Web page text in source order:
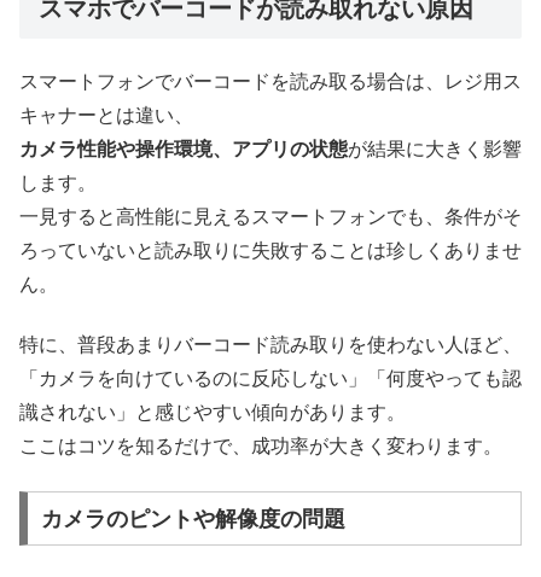
スマホでバーコードが読み取れない原因
スマートフォンでバーコードを読み取る場合は、レジ用ス
キャナーとは違い、
カメラ性能や操作環境、アプリの状態が結果に大きく影響
します。
一見すると高性能に見えるスマートフォンでも、条件がそ
ろっていないと読み取りに失敗することは珍しくありませ
ん。
特に、普段あまりバーコード読み取りを使わない人ほど、
「カメラを向けているのに反応しない」「何度やっても認
識されない」と感じやすい傾向があります。
ここはコツを知るだけで、成功率が大きく変わります。
カメラのピントや解像度の問題